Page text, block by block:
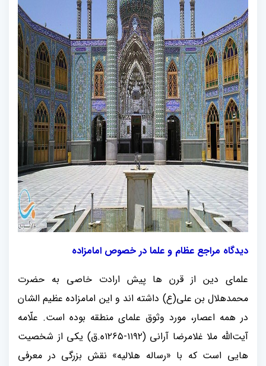
دیدگاه مراجع عظام و علما در خصوص امامزاده
علمای دین از قرن ها پیش ارادت خاصی به حضرت
محمدهلال بن علی(ع) داشته اند و این امامزاده عظیم الشان
در همه اعصار، مورد وثوق علمای منطقه بوده است. علّامه
آیت‌الله ملا غلامرضا آرانی (۱۱۹۲-۱۲۶۵ه.ق) یکی از شخصیت
هایی است که با «رساله هلالیه» نقش بزرگی در معرفی